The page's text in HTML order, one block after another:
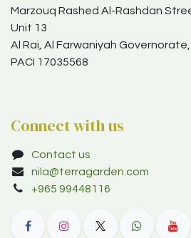
Marzouq Rashed Al-Rashdan
Unit 13
Al Rai, Al Farwaniyah
PACI 17035568
Connect with us
Contact us
nila@terragarden.com
+965 99448116